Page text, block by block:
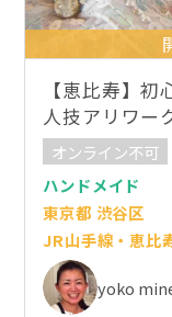
【恵比寿】
人技アリワー
オンライン不可
ハンドメイド
東京都 渋谷区
JR山手線・恵比
yoko